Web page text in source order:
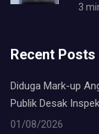
3
Recent Posts
Diduga Mark-up
Publik Desak
01/08/2026